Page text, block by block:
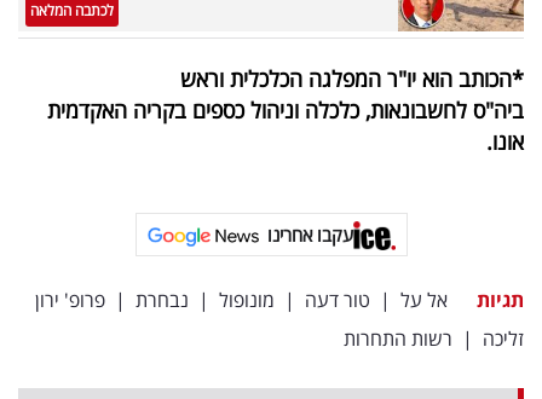
לכתבה המלאה
*הכותב הוא יו"ר המפלגה הכלכלית וראש
ביה"ס לחשבונאות, כלכלה וניהול כספים בקריה האקדמית
אונו.
עקבו אחרינו
תגיות אל על | טור דעה | מונופול | נבחרת | פרופ' ירון
זליכה | רשות התחרות